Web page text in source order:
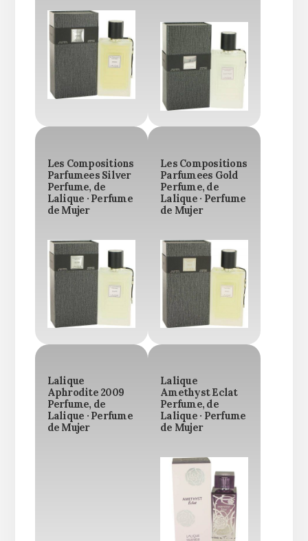
Les Compositions
Parfumees Silver
Perfume, de
Lalique · Perfume
de Mujer
Les Compositions
Parfumees Gold
Perfume, de
Lalique · Perfume
de Mujer
Lalique
Aphrodite 2009
Perfume, de
Lalique · Perfume
de Mujer
Lalique
Amethyst Eclat
Perfume, de
Lalique · Perfume
de Mujer